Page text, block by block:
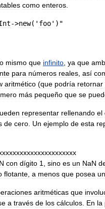
como enteros
->new(' foo
mismo que infinito ya que
para números reales así
aritmético (que podría retornar
más pequeño que se
representar rellenando el
de cero Un ejemplo de esta
con dígito 1 sino es un NaN
flotante a menos que posea
aritméticas que
a través de los cálculos En la